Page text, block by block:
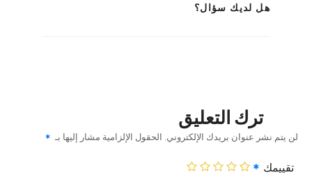
هل لديك سؤال؟
ترك التعليق
لن يتم نشر عنوان بريدك الإلكتروني. الحقول الإلزامية مشار إليها بـ
تقييمك